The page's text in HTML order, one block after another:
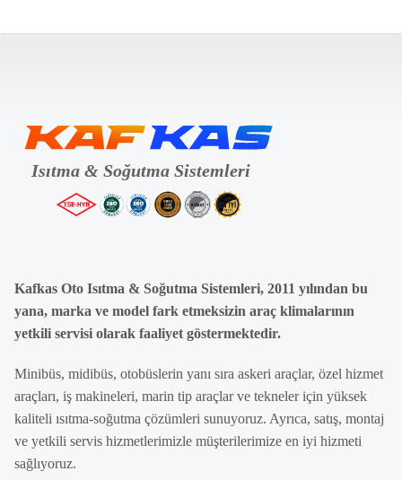
Kafkas Oto Isıtma & Soğutma Sistemleri, 2011 yılından bu
yana, marka ve model fark etmeksizin araç klimalarının
yetkili servisi olarak faaliyet göstermektedir.
Minibüs, midibüs, otobüslerin yanı sıra askeri araçlar, özel hizmet
araçları, iş makineleri, marin tip araçlar ve tekneler için yüksek
kaliteli ısıtma-soğutma çözümleri sunuyoruz. Ayrıca, satış, montaj
ve yetkili servis hizmetlerimizle müşterilerimize en iyi hizmeti
sağlıyoruz.